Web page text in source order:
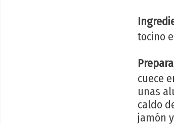
tocino
cuece
unas
caldo
jamón